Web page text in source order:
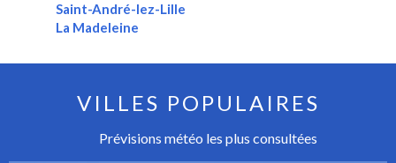
Saint-André-lez-Lille
La Madeleine
VILLES POPULAIRES
Prévisions météo les plus consultées